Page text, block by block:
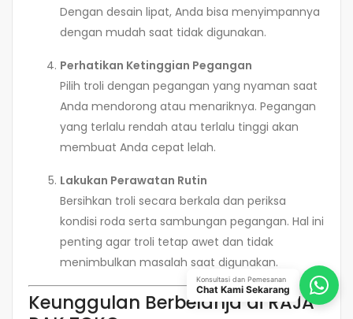
Dengan desain lipat, Anda bisa menyimpannya
dengan mudah saat tidak digunakan.
Perhatikan Ketinggian Pegangan
Pilih troli dengan pegangan yang nyaman saat
Anda mendorong atau menariknya. Pegangan
yang terlalu rendah atau terlalu tinggi akan
membuat Anda cepat lelah.
Lakukan Perawatan Rutin
Bersihkan troli secara berkala dan periksa
kondisi roda serta sambungan pegangan. Hal ini
penting agar troli tetap awet dan tidak
menimbulkan masalah saat digunakan.
Keunggulan Berbelanja di RAJA
Konsultasi dan Pemesanan
Chat Kami Sekarang